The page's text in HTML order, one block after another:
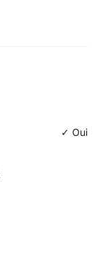
✓ Oui